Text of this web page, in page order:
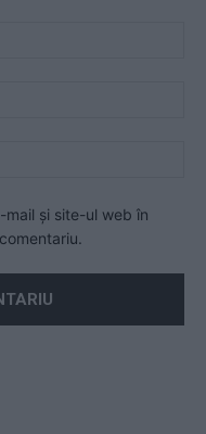
mail și site-ul web în